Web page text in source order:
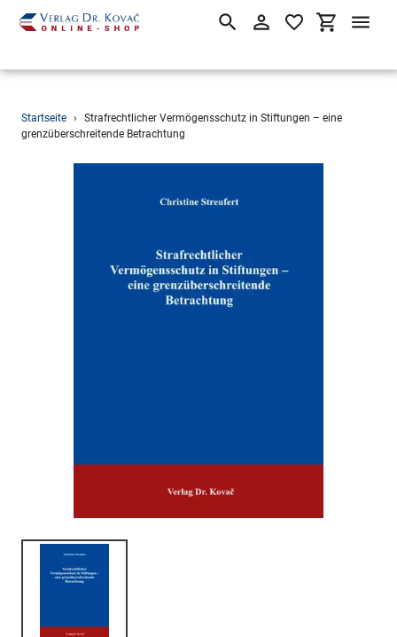
Direkt
zum
SuchenEinloggen
Startseite ›
Strafrechtlicher Vermögensschutz in Stiftungen – eine
grenzüberschreitende Betrachtung